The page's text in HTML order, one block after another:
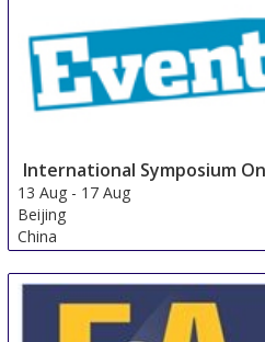
International Symposium
13 Aug - 17 Aug
Beijing
China